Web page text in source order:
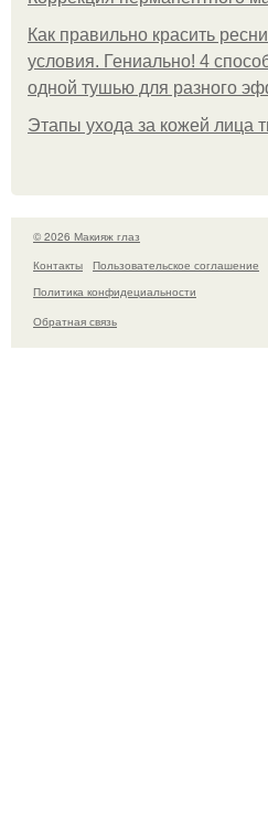
Как правильно красить
условия. Гениально! 4
одной тушью для разного
Этапы ухода за кожей лица
© 2026 Макияж глаз
Контакты
Пользовательское соглашение
Политика конфидециальности
Обратная связь